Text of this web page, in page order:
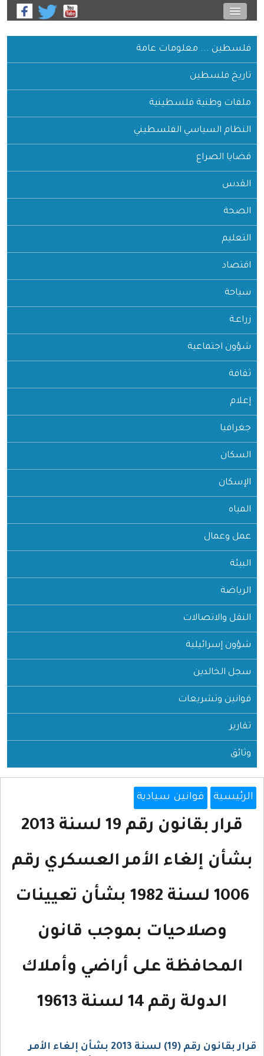
فلسطين ... معلومات عامة
تاريخ فلسطين
ملفات وطنية فلسطينية
النظام السياسي الفلسطيني
قضايا الصراع
القدس
الصحة
التعليم
اقتصاد
سياحة
زراعـة
شؤون اجتماعية
ثقافة
إعلام
جغرافيا
السكان
الإسكان
المياه
عمل وعمال
البيئة
الرياضة
النقل والاتصالات
شؤون إسرائيلية
سجل الخالدين
قوانين وتشريعات
تقارير
وثائق
الرئيسية قوانين سيادية
قرار بقانون رقم 19 لسنة 2013
بشأن إلغاء الأمر العسكري رقم
1006 لسنة 1982 بشأن تعيينات
وصلاحيات بموجب قانون
المحافظة على أراضي وأملاك
الدولة رقم 14 لسنة 19613
قرار بقانون رقم (19) لسنة 2013 بشأن إلغاء الأمر